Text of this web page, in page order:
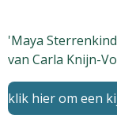
'Maya
van Carla Knijn-
klik hier om een